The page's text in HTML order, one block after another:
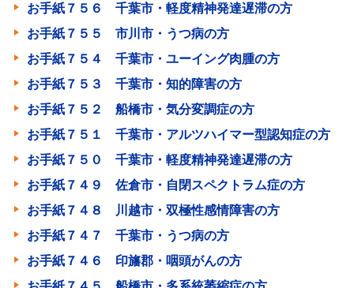
お手紙７５６ 千葉市・軽度精神発達遅滞の方
お手紙７５５ 市川市・うつ病の方
お手紙７５４ 千葉市・ユーイング肉腫の方
お手紙７５３ 千葉市・知的障害の方
お手紙７５２ 船橋市・気分変調症の方
お手紙７５１ 千葉市・アルツハイマー型認知症の方
お手紙７５０ 千葉市・軽度精神発達遅滞の方
お手紙７４９ 佐倉市・自閉スペクトラム症の方
お手紙７４８ 川越市・双極性感情障害の方
お手紙７４７ 千葉市・うつ病の方
お手紙７４６ 印旛郡・咽頭がんの方